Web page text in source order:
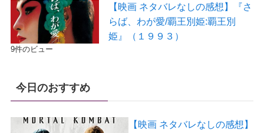
【映画 ネタバレなしの感想】『さ
らば、わが愛/覇王別姫:覇王別
姫』（１９９３）
9件のビュー
今日のおすすめ
【映画 ネタバレなしの感想】